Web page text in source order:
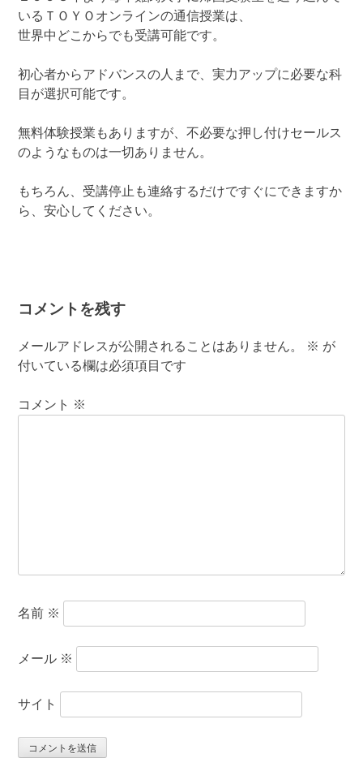
いるＴＯＹＯオンラインの通信授業は、
世界中どこからでも受講可能です。
初心者からアドバンスの人まで、実力アップに必要な科
目が選択可能です。
無料体験授業もありますが、不必要な押し付けセールス
のようなものは一切ありません。
もちろん、受講停止も連絡するだけですぐにできますか
ら、安心してください。
コメントを残す
メールアドレスが公開されることはありません。 ※ が
付いている欄は必須項目です
コメント ※
名前 ※
メール ※
サイト